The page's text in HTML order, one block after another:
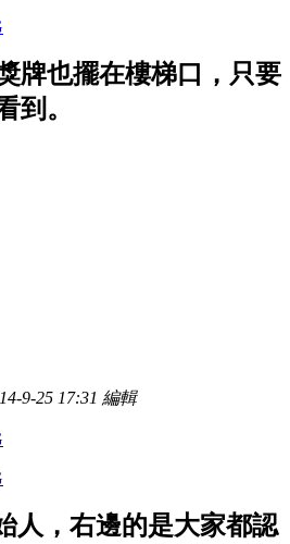
牌也擺在樓梯口，只要
到。
9-25 17:31 編輯
人，右邊的是大家都認